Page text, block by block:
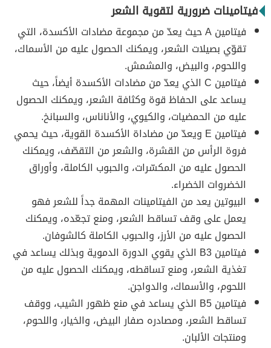
فيتامينات ضرورية لتقوية الشعر
فيتامين A حيث يعدّ من مجموعة مضادات الأكسدة، التي
تقوّي بصيلات الشعر، ويمكنك الحصول عليه من الأسماك،
واللحوم، والبيض، والمشمش.
فيتامين C الذي يعدّ من مضادات الأكسدة أيضاً، حيث
يساعد على الحفاظ قوة وكثافة الشعر، ويمكنك الحصول
عليه من الحمضيات، والكيوي، والأناناس، والسبانخ.
فيتامين E ويعدّ من مضاداة الأكسدة القوية، حيث يحمي
فروة الرأس من القشرة، والشعر من التقصّف، ويمكنك
الحصول عليه من المكسّرات، والحبوب الكاملة، وأوراق
الخضروات الخضراء.
البيوتين يعد من الفيتامينات المهمة جداً للشعر فهو
يعمل على وقف تساقط الشعر، ومنع تجعّده، ويمكنك
الحصول عليه من الأرز، والحبوب الكاملة كالشوفان.
فيتامين B3 الذي يقوي الدورة الدموية وبذلك يساعد في
تغذية الشعر، ومنع تساقطه، ويمكنك الحصول عليه من
اللحوم، والأسماك، والدواجن.
فيتامين B5 الذي يساعد في منع ظهور الشيب، ووقف
تساقط الشعر، ومصادره صفار البيض، والخيار، واللحوم،
ومنتجات الألبان.